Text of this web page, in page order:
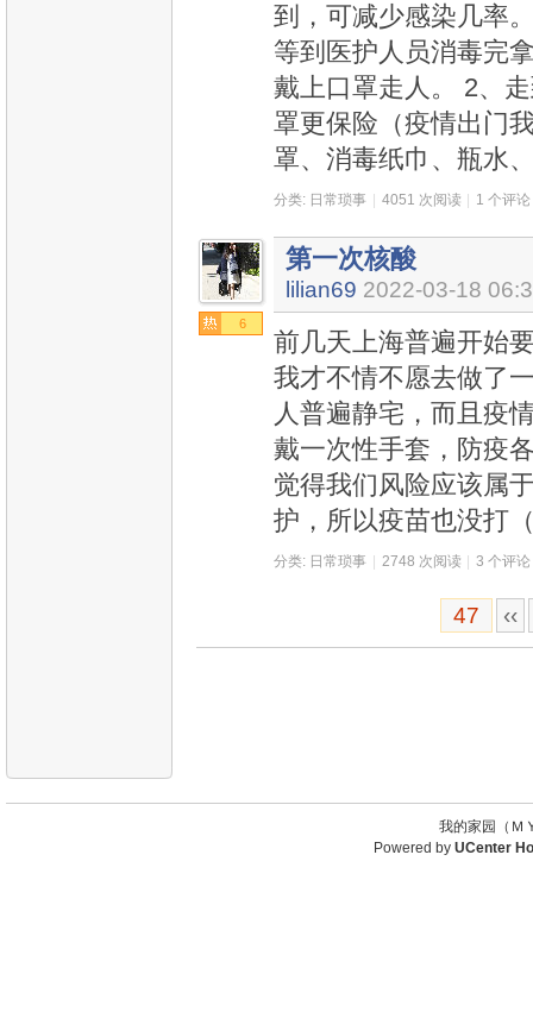
到，可减少感染几率
等到医护人员消毒完
戴上口罩走人。 2、
罩更保险（疫情出门
罩、消毒纸巾、瓶水
分类: 日常琐事 4051 次阅读 1 个评论
6
第一次核酸
lilian69 2022-03-18
前几天上海普遍开始
我才不情不愿去做了
人普遍静宅，而且疫
戴一次性手套，防疫
觉得我们风险应该属
护，所以疫苗也没打
分类: 日常琐事 2748 次阅读 3 个评论
47 ‹‹
我的家园（
Powered by UCenter